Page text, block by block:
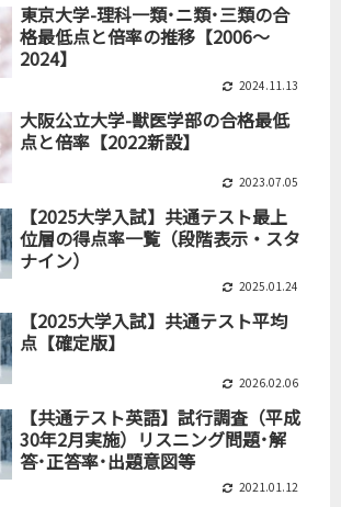
東京大学-理科一類･ニ類･三類の合
格最低点と倍率の推移【2006～
2024】
2024.11.13
大阪公立大学-獣医学部の合格最低
点と倍率【2022新設】
2023.07.05
【2025大学入試】共通テスト最上
位層の得点率一覧（段階表示・スタ
ナイン）
2025.01.24
【2025大学入試】共通テスト平均
点【確定版】
2026.02.06
【共通テスト英語】試行調査（平成
30年2月実施）リスニング問題･解
答･正答率･出題意図等
2021.01.12